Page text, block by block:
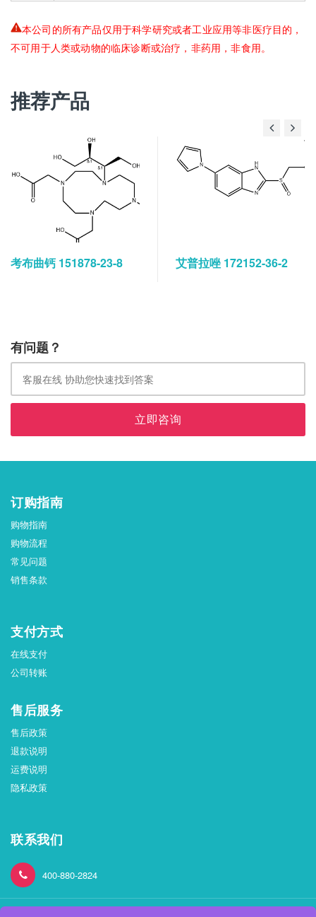
本公司的所有产品仅用于科学研究或者工业应用等非医疗目的，
不可用于人类或动物的临床诊断或治疗，非药用，非食用。
推荐产品
考布曲钙 151878-23-8 艾普拉唑 172152-36-2
有问题？
立即咨询
订购指南
购物指南
购物流程
常见问题
销售条款
支付方式
在线支付
公司转账
售后服务
售后政策
退款说明
运费说明
隐私政策
联系我们
400-880-2824